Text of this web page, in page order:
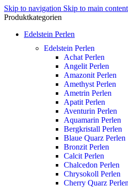
Skip to navigation Skip to main content
Produktkategorien
Edelstein Perlen
Edelstein Perlen
Achat Perlen
Angelit Perlen
Amazonit Perlen
Amethyst Perlen
Ametrin Perlen
Apatit Perlen
Aventurin Perlen
Aquamarin Perlen
Bergkristall Perlen
Blaue Quarz Perlen
Bronzit Perlen
Calcit Perlen
Chalcedon Perlen
Chrysokoll Perlen
Cherry Quarz Perlen